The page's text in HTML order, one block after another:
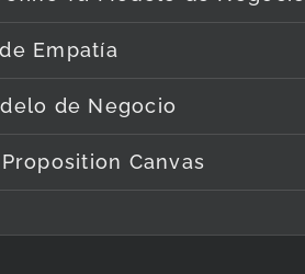
Empatía
de Negocio
Canvas